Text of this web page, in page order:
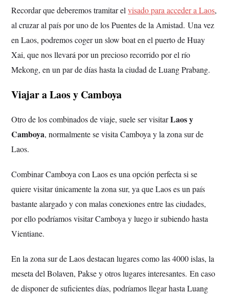
Recordar que deberemos tramitar elvisado para acceder a Laos,
al cruzar al país por uno de los Puentes de la Amistad.Una vez
en Laos, podremos coger un slow boat en el puerto de Huay
Xai, que nos llevará por un precioso recorrido por el río
Mekong, en un par de días hasta la ciudad de Luang Prabang.
Viajar a Laos y Camboya
Otro de los combinados de viaje, suele ser visitarLaos y
Camboya, normalmente se visita Camboya y la zona sur de
Laos.
Combinar Camboya con Laos es una opción perfecta si se
quiere visitar únicamente la zona sur, ya que Laos es un país
bastante alargado y con malas conexiones entre las ciudades,
por ello podríamos visitar Camboya y luego ir subiendo hasta
Vientiane.
En la zona sur de Laos destacan lugares como las 4000 islas, la
meseta del Bolaven, Pakse y otros lugares interesantes.En caso
de disponer de suficientes días, podríamos llegar hasta Luang